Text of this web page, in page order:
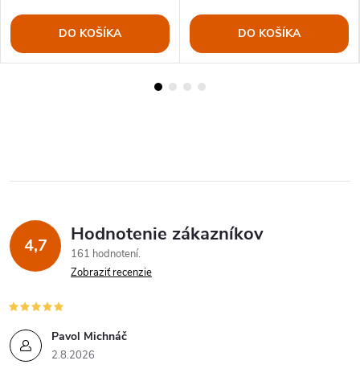
DO KOŠÍKA DO KOŠÍKA
4,7 Hodnotenie zákazníkov
161 hodnotení
Zobraziť recenzie
Pavol Michnáč
2.8.2026